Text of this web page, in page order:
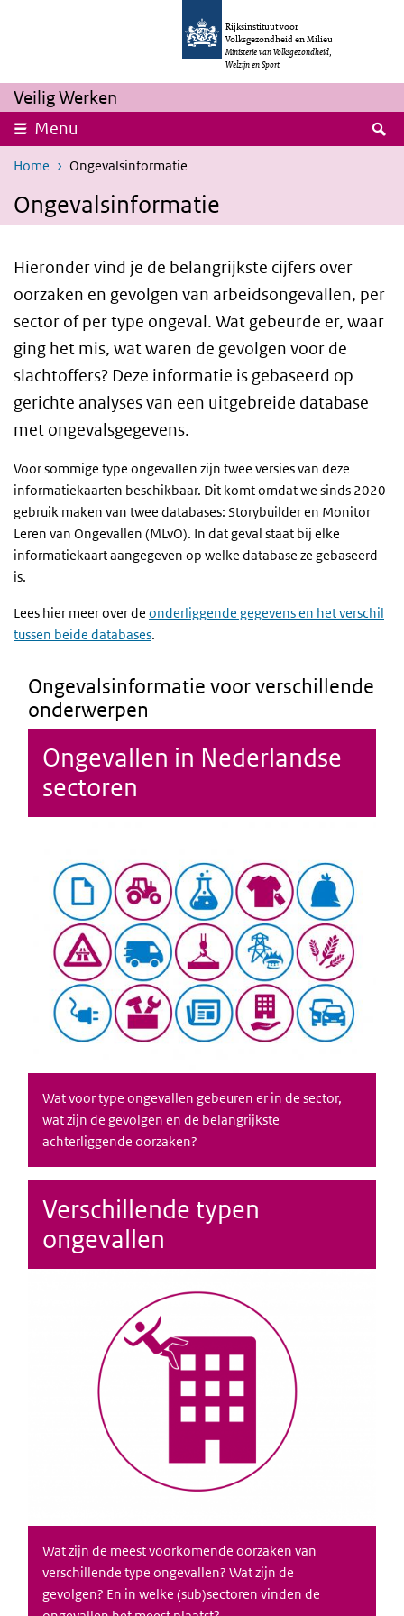
Overslaan en naar de inhoud gaan
Rijksinstituut voor
Volksgezondheid en Milieu
Ministerie van Volksgezondheid,
Welzijn en Sport
Veilig Werken
Menu
Home Ongevalsinformatie
Ongevalsinformatie
Hieronder vind je de belangrijkste cijfers over
oorzaken en gevolgen van arbeidsongevallen, per
sector of per type ongeval. Wat gebeurde er, waar
ging het mis, wat waren de gevolgen voor de
slachtoffers? Deze informatie is gebaseerd op
gerichte analyses van een uitgebreide database
met ongevalsgegevens.
Voor sommige type ongevallen zijn twee versies van deze
informatiekaarten beschikbaar. Dit komt omdat we sinds 2020
gebruik maken van twee databases: Storybuilder en Monitor
Leren van Ongevallen (MLvO). In dat geval staat bij elke
informatiekaart aangegeven op welke database ze gebaseerd
is.
Lees hier meer over de onderliggende gegevens en het verschil
tussen beide databases.
Ongevalsinformatie voor verschillende
onderwerpen
Ongevallen in Nederlandse
sectoren
Wat voor type ongevallen gebeuren er in de sector,
wat zijn de gevolgen en de belangrijkste
achterliggende oorzaken?
Verschillende typen
ongevallen
Wat zijn de meest voorkomende oorzaken van
verschillende type ongevallen? Wat zijn de
gevolgen? En in welke (sub)sectoren vinden de